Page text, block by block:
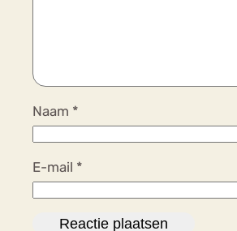
Naam *
E-mail *